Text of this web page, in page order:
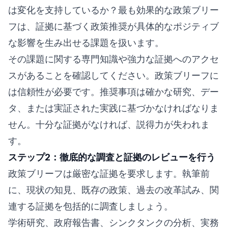
は変化を支持しているか？最も効果的な政策ブリー
フは、証拠に基づく政策推奨が具体的なポジティブ
な影響を生み出せる課題を扱います。
その課題に関する専門知識や強力な証拠へのアクセ
スがあることを確認してください。政策ブリーフに
は信頼性が必要です。推奨事項は確かな研究、デー
タ、または実証された実践に基づかなければなりま
せん。十分な証拠がなければ、説得力が失われま
す。
ステップ2：徹底的な調査と証拠のレビューを行う
政策ブリーフは厳密な証拠を要求します。執筆前
に、現状の知見、既存の政策、過去の改革試み、関
連する証拠を包括的に調査しましょう。
学術研究、政府報告書、シンクタンクの分析、実務